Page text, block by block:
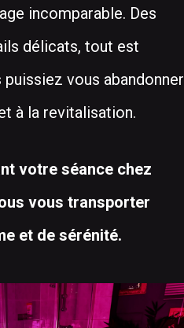
incomparable. Des
délicats, tout est
vous abandonner
à la revitalisation.
votre séance chez
vous transporter
et de sérénité.